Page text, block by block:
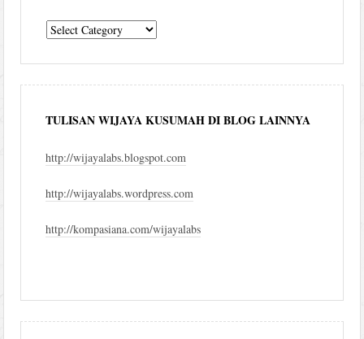
komentar
TULISAN WIJAYA KUSUMAH DI BLOG LAINNYA
http://wijayalabs.blogspot.com
http://wijayalabs.wordpress.com
http://kompasiana.com/wijayalabs